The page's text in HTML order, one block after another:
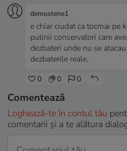
demostene1
e chiar ciudat ca tocmai pe
putinii conservatori care
dezbateri unde nu se
dezbaterile reale.
0 0 0
Comentează
Loghează-te în contul tău
comentarii și a te alătura